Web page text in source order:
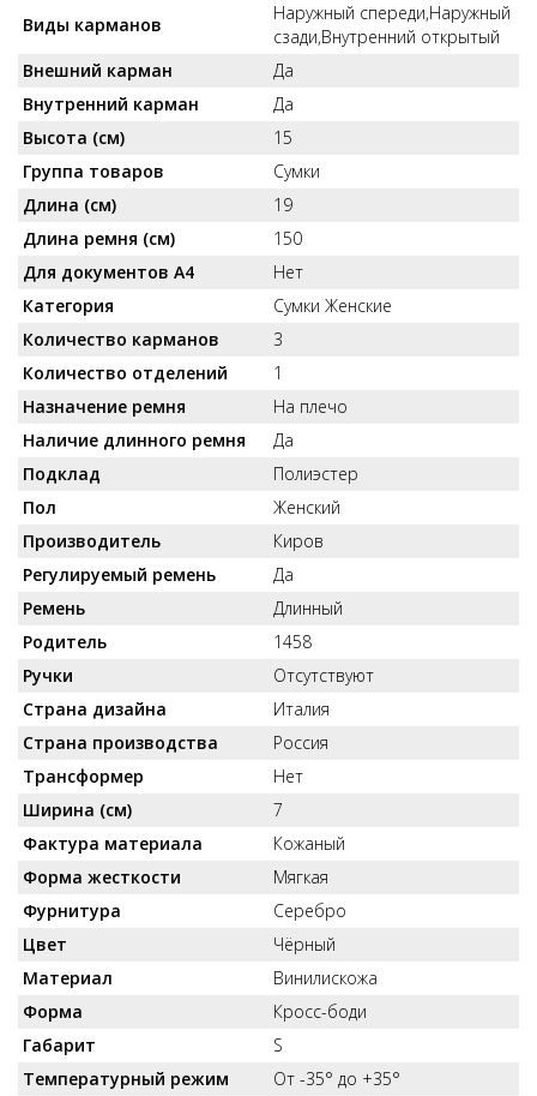
Виды карманов
Наружный спереди,Наружный
сзади,Внутренний открытый
Внешний карман
Да
Внутренний карман
Да
Высота (см)
15
Группа товаров
Сумки
Длина (см)
19
Длина ремня (см)
150
Для документов А4
Нет
Категория
Сумки Женские
Количество карманов
3
Количество отделений
1
Назначение ремня
На плечо
Наличие длинного ремня
Да
Подклад
Полиэстер
Пол
Женский
Производитель
Киров
Регулируемый ремень
Да
Ремень
Длинный
Родитель
1458
Ручки
Отсутствуют
Страна дизайна
Италия
Страна производства
Россия
Трансформер
Нет
Ширина (см)
7
Фактура материала
Кожаный
Форма жесткости
Мягкая
Фурнитура
Серебро
Цвет
Чёрный
Материал
Винилискожа
Форма
Кросс-боди
Габарит
S
Температурный режим
От -35° до +35°